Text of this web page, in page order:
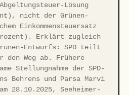
Lösung
nicht der Grünen-
Einkommensteuersatz
Erklärt zugleich
Entwurfs: SPD teilt
Weg ab. Frühere
Stellungnahme der SPD-
Behrens und Parsa Marvi
am 28.10.2025, Seeheimer-